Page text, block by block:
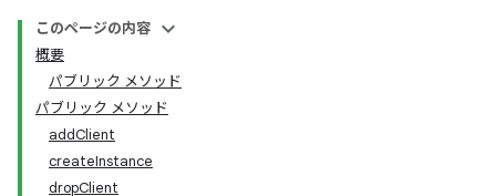
このページの内容
概要
パブリック メソッド
パブリック メソッド
addClient
createInstance
dropClient